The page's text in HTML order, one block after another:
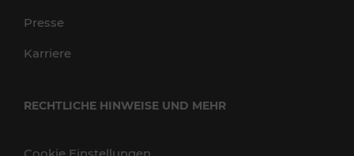
Presse
Karriere
RECHTLICHE HINWEISE UND MEHR